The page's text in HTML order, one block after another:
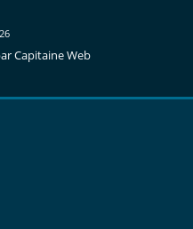
Capitaine Web